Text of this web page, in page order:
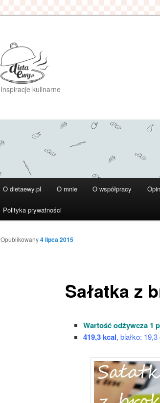
Inspiracje kulinarne
O dietaewy.pl O mnie O współpracy
Polityka prywatności
Sałatka z
Opublikowany4 lipca 2015
Wartość odżywcza 1
419,3 kcal, białko: